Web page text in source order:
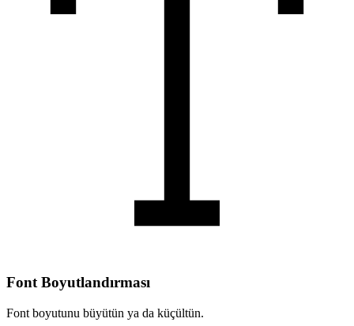
Font Boyutlandırması
Font boyutunu büyütün ya da küçültün.